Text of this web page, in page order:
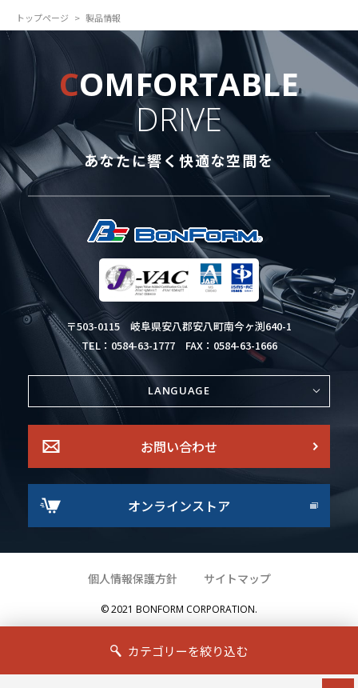
カテゴリーを絞り込む
トップページ 製品情報
COMFORTABLE
DRIVE
あなたに響く快適な空間を
〒503-0115 岐阜県安八郡安八町南今ヶ渕640-1
TEL：0584-63-1777 FAX：0584-63-1666
LANGUAGE
お問い合わせ
オンラインストア
個人情報保護方針 サイトマップ
© 2021 BONFORM CORPORATION.